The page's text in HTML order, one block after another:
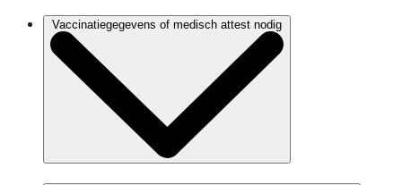
Vaccinatiegegevens of medisch attest nodig